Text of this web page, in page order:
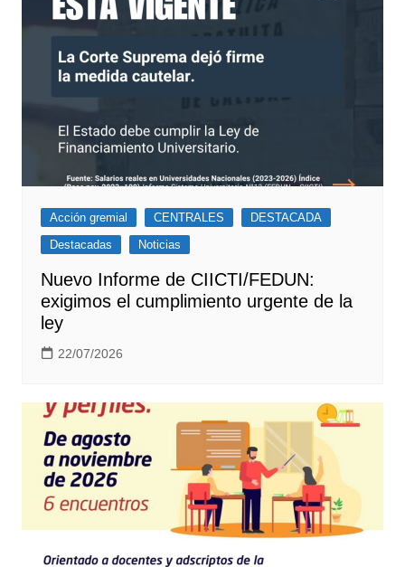
Acción gremial CENTRALES
DESTACADA
Destacadas
Noticias
Nuevo Informe de CIICTI/FEDUN:
exigimos el cumplimiento urgente de la
ley
22/07/2026